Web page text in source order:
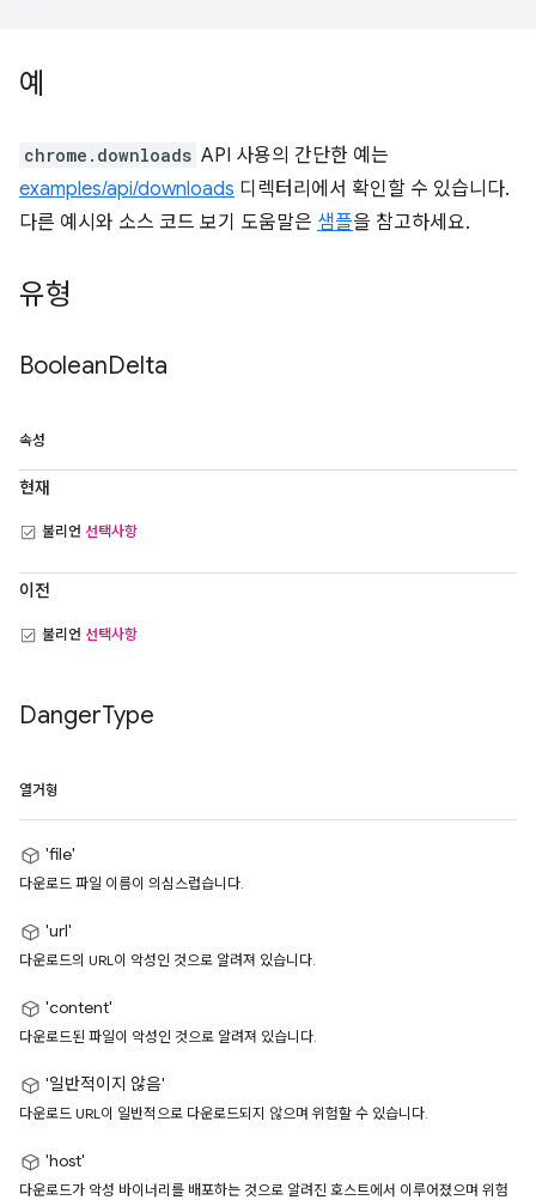
예
chrome.downloads API 사용의 간단한 예는
examples/api/downloads 디렉터리에서 확인할 수 있습니다.
다른 예시와 소스 코드 보기 도움말은 샘플을 참고하세요.
유형
BooleanDelta
속성
현재
불리언 선택사항
이전
불리언 선택사항
DangerType
열거형
'file'
다운로드 파일 이름이 의심스럽습니다.
'url'
다운로드의 URL이 악성인 것으로 알려져 있습니다.
'content'
다운로드된 파일이 악성인 것으로 알려져 있습니다.
'일반적이지 않음'
다운로드 URL이 일반적으로 다운로드되지 않으며 위험할 수 있습니다.
'host'
다운로드가 악성 바이너리를 배포하는 것으로 알려진 호스트에서 이루어졌으며 위험